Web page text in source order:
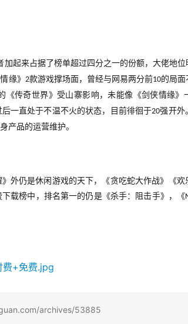
加起来占据了榜单超过四分之一的份额，大佬地
缘》 2款游戏撑场面，曾经与网易两分前10的局面
《传奇世界》受山寨影响，未能像《剑侠情缘》
一直处于不温不火的状态，目前徘徊于20强开外
产品的运营维护。
外仍是休闲游戏的天下，《贪吃蛇大作战》《
载榜中，排名第一的仍是《杀手：阻击手》，《
archives/53885